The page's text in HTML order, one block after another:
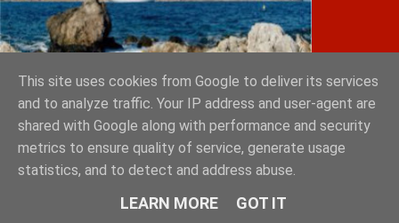
IATRIKOS.gr
11ο Πανελλήνιο Forum της W4O Hellas
This site uses cookies from Google to deliver its services
and to analyze traffic. Your IP address and user-agent are
shared with Google along with performance and security
metrics to ensure quality of service, generate usage
statistics, and to detect and address abuse.
LEARN MORE GOT IT